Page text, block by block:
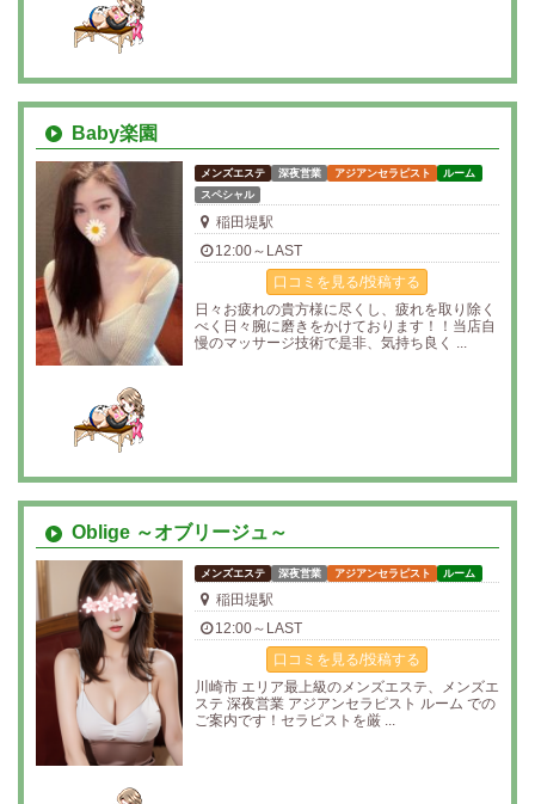
Baby楽園
メンズエステ 深夜営業 アジアンセラピスト
ルーム
スペシャル
稲田堤駅
12:00～LAST
口コミを見る/投稿する
日々お疲れの貴方様に尽くし、疲れを取り除く
べく日々腕に磨きをかけております！！当店自
慢のマッサージ技術で是非、気持ち良く ...
Oblige ～オブリージュ～
メンズエステ 深夜営業 アジアンセラピスト ルーム
稲田堤駅
12:00～LAST
口コミを見る/投稿する
川崎市 エリア最上級のメンズエステ、メンズエ
ステ 深夜営業 アジアンセラピスト ルーム での
ご案内です！セラピストを厳 ...